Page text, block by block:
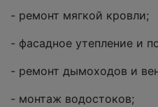
- ремонт мягкой кровли;
- фасадное утепление и
- ремонт дымоходов и
- монтаж водостоков;